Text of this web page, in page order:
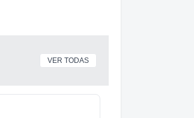
VER TODAS